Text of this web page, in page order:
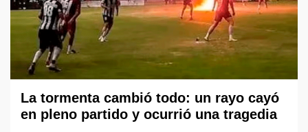
La tormenta cambió todo: un rayo cayó
en pleno partido y ocurrió una tragedia